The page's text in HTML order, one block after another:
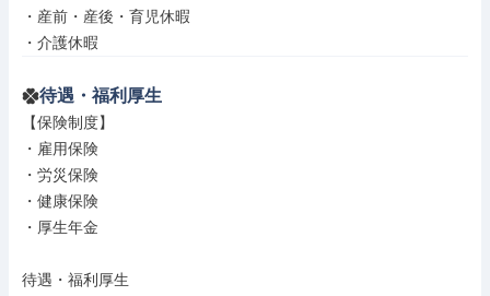
・産前・産後・育児休暇
・介護休暇
待遇・福利厚生
【保険制度】
・雇用保険
・労災保険
・健康保険
・厚生年金
待遇・福利厚生